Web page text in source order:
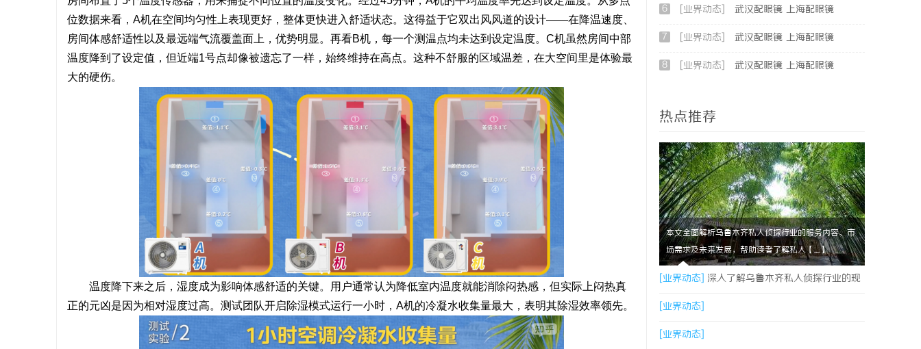
位数据来看，A机在空间均匀性上表现更好，整体更快进入舒适状态。这得益于它双出风风道的设计——在降温速度、
房间体感舒适性以及最远端气流覆盖面上，优势明显。再看B机，每一个测温点均未达到设定温度。C机虽然房间中部
温度降到了设定值，但近端1号点却像被遗忘了一样，始终维持在高点。这种不舒服的区域温差，在大空间里是体验最
大的硬伤。
温度降下来之后，湿度成为影响体感舒适的关键。用户通常认为降低室内温度就能消除闷热感，但实际上闷热真
正的元凶是因为相对湿度过高。测试团队开启除湿模式运行一小时，A机的冷凝水收集量最大，表明其除湿效率领先。
6 [业界动态] 武汉配眼镜 上海配眼镜
7 [业界动态] 武汉配眼镜 上海配眼镜
8 [业界动态] 武汉配眼镜 上海配眼镜
热点推荐
本文全面解析乌鲁木齐私人侦探行业的服务内容、市
场需求及未来发展，帮助读者了解私人【....】
[业界动态] 深入了解乌鲁木齐私人侦探行业的现
状与发展趋势
[业界动态]
[业界动态]